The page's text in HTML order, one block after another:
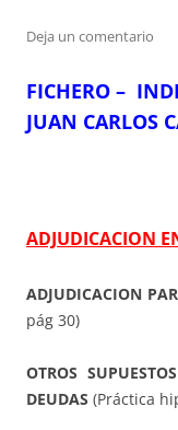
Deja un comentario
FICHERO –
JUAN CARLOS
ADJUDICACION
ADJUDICACION
pág 30)
OTROS
DEUDAS (Práctica